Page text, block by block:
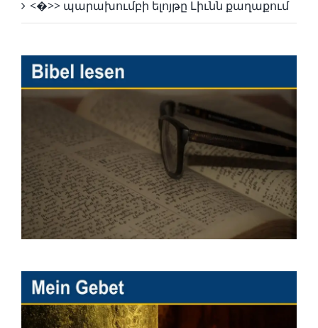
<�>> պարախումբի ելոյթը Լիւնն քաղաքում